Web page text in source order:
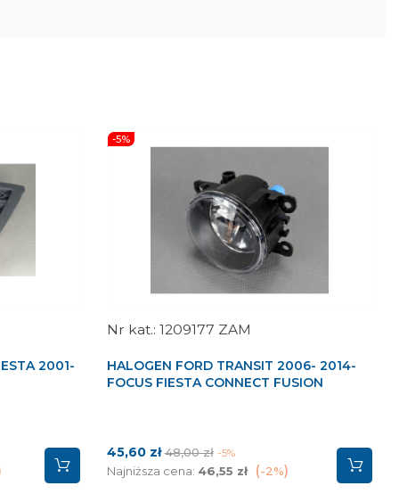
2001-
-5%
1209177 ZAM
HALOGEN FORD TRANSIT 2006- 2014-
FOCUS FIESTA CONNECT FUSION
Cena
45,60 złCena
podstawowa
48,00 zł -5%
Najniższa cena: 46,55 zł -2%